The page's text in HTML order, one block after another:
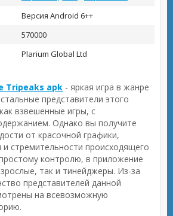
Версия Android 6++
570000
Plarium Global Ltd
Tripeaks apk - яркая игра в жанре
представители этого
взвешенные игры, с
Однако вы получите
от красочной графики,
стремительности происходящего
контролю, в приложение
так и тинейджеры. Из-за
представителей данной
на всевозможную